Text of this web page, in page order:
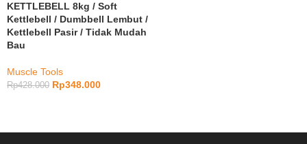
KETTLEBELL 8kg / Soft
Kettlebell / Dumbbell Lembut /
Kettlebell Pasir / Tidak Mudah
Bau
Muscle Tools
Rp428.000 Rp348.000